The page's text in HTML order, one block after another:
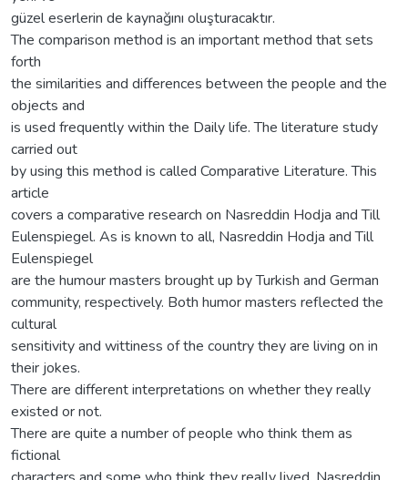
güzel eserlerin de kaynağını oluşturacaktır.
The comparison method is an important method that sets
forth
the similarities and differences between the people and the
objects and
is used frequently within the Daily life. The literature study
carried out
by using this method is called Comparative Literature. This
article
covers a comparative research on Nasreddin Hodja and Till
Eulenspiegel. As is known to all, Nasreddin Hodja and Till
Eulenspiegel
are the humour masters brought up by Turkish and German
community, respectively. Both humor masters reflected the
cultural
sensitivity and wittiness of the country they are living on in
their jokes.
There are different interpretations on whether they really
existed or not.
There are quite a number of people who think them as
fictional